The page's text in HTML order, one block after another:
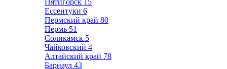
Пятигорск 15
Ессентуки 6
Пермский край 80
Пермь 51
Соликамск 5
Чайковский 4
Алтайский край 78
Барнаул 43